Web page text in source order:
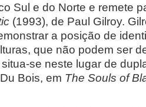
Sul e do Norte e remete
(1993), de Paul Gilroy.
a posição de
que não podem ser
se neste lugar de
Bois, em The Souls of